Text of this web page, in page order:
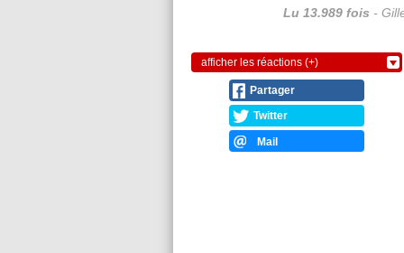
Lu 13.989 fois -
afficher les réactions (+)
Partager
Twitter
Mail